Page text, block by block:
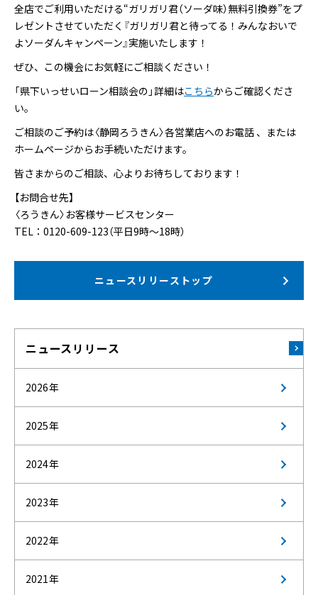
全店でご利用いただける“ガリガリ君（ソーダ味）無料引換券”をプ
レゼントさせていただく『ガリガリ君と待ってる！みんなおいで
よソーダんキャンペーン』実施いたします！
ぜひ、この機会にお気軽にご相談ください！
「県下いっせいローン相談会の」詳細はこちらからご確認くださ
い。
ご相談のご予約は〈静岡ろうきん〉各営業店へのお電話 、または
ホームページからお手続いただけます。
皆さまからのご相談、心よりお待ちしております！
【お問合せ先】
〈ろうきん〉お客様サービスセンター
TEL：0120-609-123（平日9時～18時）
ニュースリリーストップ
ニュースリリース
2026年
2025年
2024年
2023年
2022年
2021年